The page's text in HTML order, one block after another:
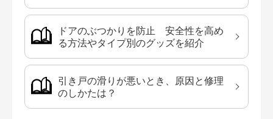
ドアのぶつかりを防止 安全性を高め
る方法やタイプ別のグッズを紹介
引き戸の滑りが悪いとき、原因と修理
のしかたは？